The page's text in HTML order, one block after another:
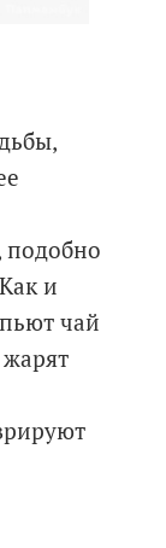
подобно
и
чай
Люди